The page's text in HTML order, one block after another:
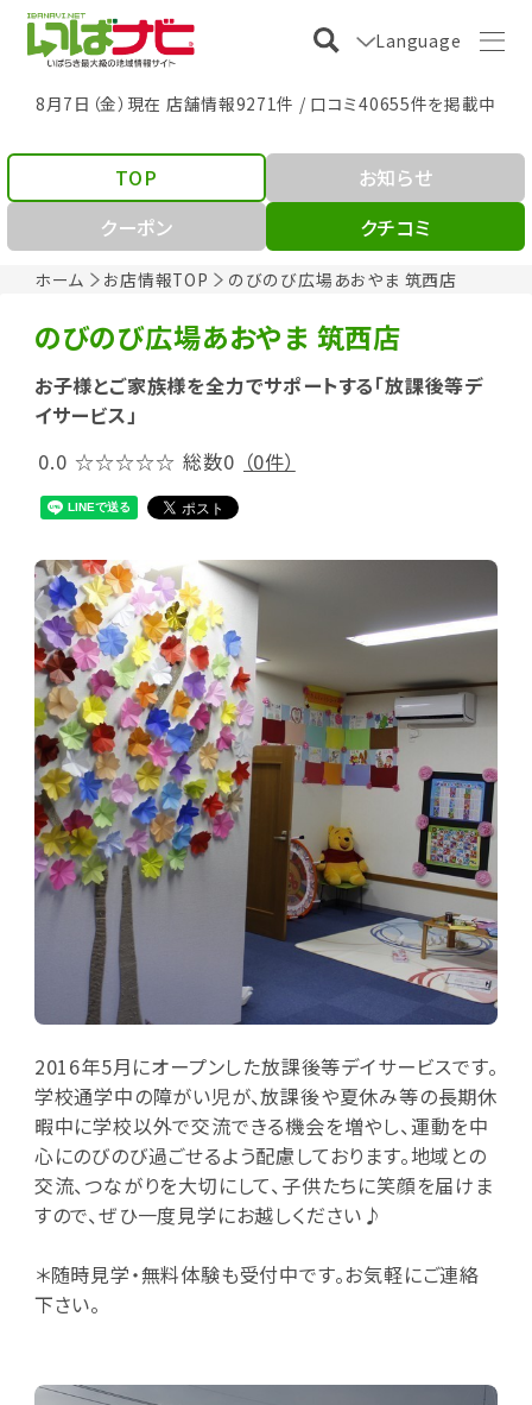
Language
8月7日（金）現在 店舗情報9271件 / 口コミ40655件を掲載中
ホーム お店情報TOP のびのび広場あおやま 筑西店
TOP
お知らせ
クーポン
クチコミ
のびのび広場あおやま 筑西店
お子様とご家族様を全力でサポートする「放課後等デ
イサービス」
0.0 ☆☆☆☆☆ 総数0 （0件）
2016年5月にオープンした放課後等デイサービスです。
学校通学中の障がい児が、放課後や夏休み等の長期休
暇中に学校以外で交流できる機会を増やし、運動を中
心にのびのび過ごせるよう配慮しております。地域との
交流、つながりを大切にして、子供たちに笑顔を届けま
すので、ぜひ一度見学にお越しください♪
＊随時見学・無料体験も受付中です。お気軽にご連絡
下さい。